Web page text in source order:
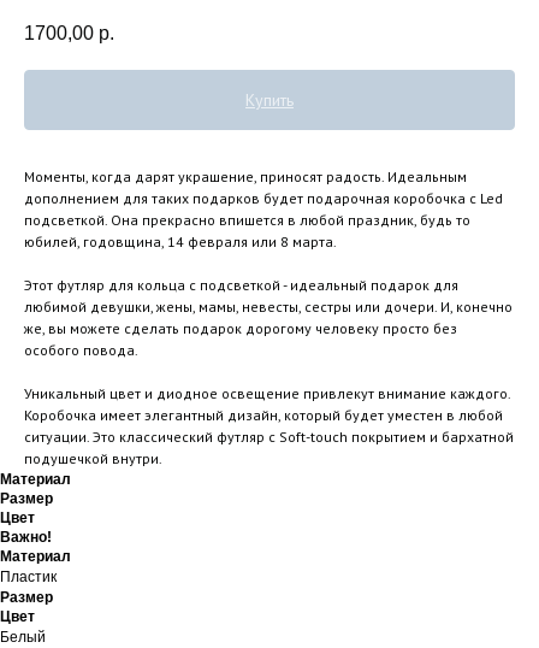
1700,00 р.
Купить
Моменты, когда дарят украшение, приносят радость. Идеальным
дополнением для таких подарков будет подарочная коробочка с Led
подсветкой. Она прекрасно впишется в любой праздник, будь то
юбилей, годовщина, 14 февраля или 8 марта.
Этот футляр для кольца с подсветкой - идеальный подарок для
любимой девушки, жены, мамы, невесты, сестры или дочери. И, конечно
же, вы можете сделать подарок дорогому человеку просто без
особого повода.
Уникальный цвет и диодное освещение привлекут внимание каждого.
Коробочка имеет элегантный дизайн, который будет уместен в любой
ситуации. Это классический футляр с Soft-touch покрытием и бархатной
подушечкой внутри.
Материал
Размер
Цвет
Важно!
Материал
Пластик
Размер
Цвет
Белый